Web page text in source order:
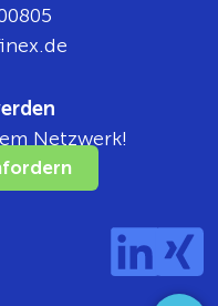
ed.xe
Netzwerk!